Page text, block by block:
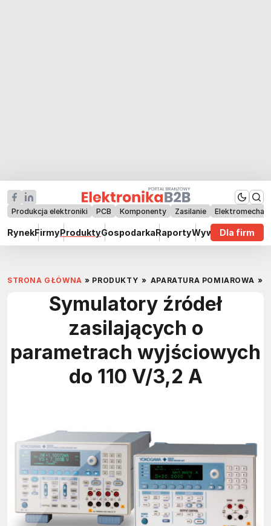
Produkcja elektroniki PCB Komponenty Zasilanie
RynekFirmyProduktyGospodarkaRaportyWywiadyDla firm
STRONA GŁÓWNA » PRODUKTY » APARATURA POMIAROWA »
Symulatory źródeł
zasilających o
parametrach wyjściowych
do 110 V/3,2 A